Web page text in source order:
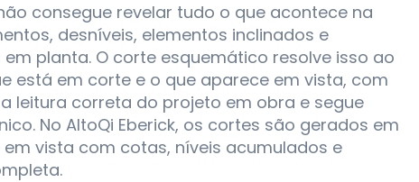
consegue revelar tudo o que acontece na
desníveis, elementos inclinados e
planta. O corte esquemático resolve isso ao
está em corte e o que aparece em vista, com
leitura correta do projeto em obra e segue
No AltoQi Eberick, os cortes são gerados em
vista com cotas, níveis acumulados e